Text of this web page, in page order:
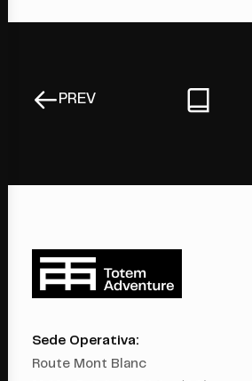
PREV
Sede Operativa:
Route Mont Blanc